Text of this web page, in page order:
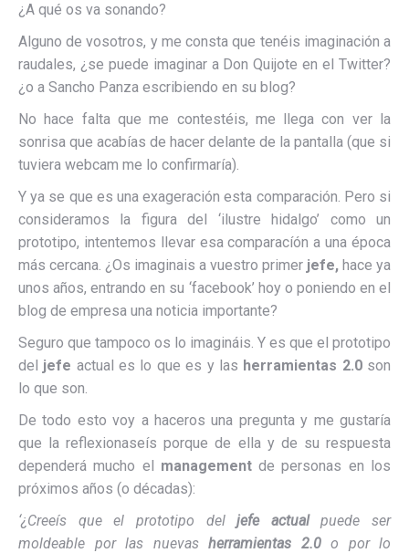
¿A qué os va sonando?
Alguno de vosotros, y me consta que tenéis imaginación a
raudales, ¿se puede imaginar a Don Quijote en el Twitter?
¿o a Sancho Panza escribiendo en su blog?
No hace falta que me contestéis, me llega con ver la
sonrisa que acabías de hacer delante de la pantalla (que si
tuviera webcam me lo confirmaría).
Y ya se que es una exageración esta comparación. Pero si
consideramos la figura del ‘ilustre hidalgo’ como un
prototipo, intentemos llevar esa comparacíón a una época
más cercana. ¿Os imaginais a vuestro primer jefe, hace ya
unos años, entrando en su ‘facebook’ hoy o poniendo en el
blog de empresa una noticia importante?
Seguro que tampoco os lo imagináis. Y es que el prototipo
del jefe actual es lo que es y las herramientas 2.0son
lo que son.
De todo esto voy a haceros una pregunta y me gustaría
que la reflexionaseís porque de ella y de su respuesta
dependerá mucho el managementde personas en los
próximos años (o décadas):
‘¿Creeís que el prototipo deljefe actualpuede ser
moldeable por las nuevas herramientas 2.0o por lo